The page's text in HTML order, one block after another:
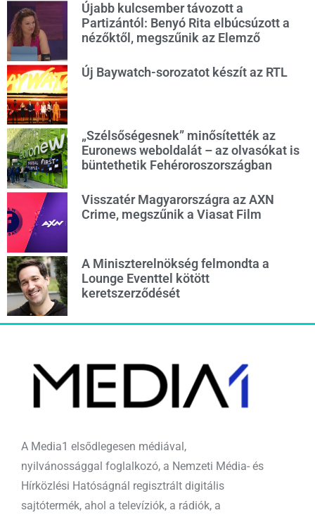
Újabb kulcsember távozott a
Partizántól: Benyó Rita elbúcsúzott a
nézőktől, megszűnik az Elemző
Új Baywatch-sorozatot készít az RTL
„Szélsőségesnek” minősítették az
Euronews weboldalát – az olvasókat is
büntethetik Fehéroroszországban
Visszatér Magyarországra az AXN
Crime, megszűnik a Viasat Film
A Miniszterelnökség felmondta a
Lounge Eventtel kötött
keretszerződését
A Media1 elsődlegesen médiával,
nyilvánossággal foglalkozó, a Nemzeti Média- és
Hírközlési Hatóságnál regisztrált digitális
sajtótermék, ahol a televíziók, a rádiók, a